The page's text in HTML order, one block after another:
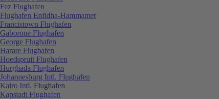
Fez Flughafen
Flughafen Enfidha-Hammamet
Francistown Flughafen
Gaborone Flughafen
George Flughafen
Harare Flughafen
Hoedspruit Flughafen
Hurghada Flughafen
Johannesburg Intl. Flughafen
Kairo Intl. Flughafen
Kapstadt Flughafen